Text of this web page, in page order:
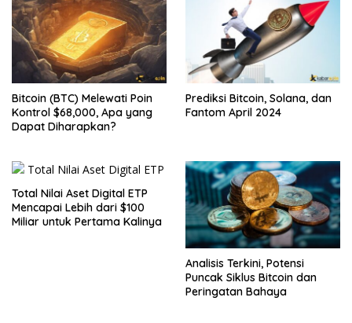
Bitcoin (BTC) Melewati Poin
Kontrol $68,000, Apa yang
Dapat Diharapkan?
Prediksi Bitcoin, Solana, dan
Fantom April 2024
Total Nilai Aset Digital ETP
Mencapai Lebih dari $100
Miliar untuk Pertama Kalinya
Analisis Terkini, Potensi
Puncak Siklus Bitcoin dan
Peringatan Bahaya